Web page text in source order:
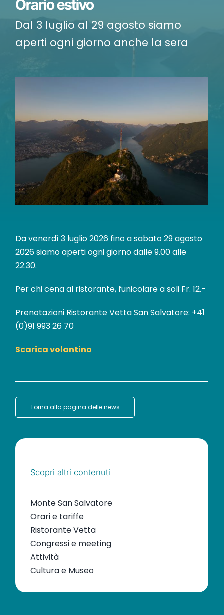
Orario estivo
Dal 3 luglio al 29 agosto siamo
aperti ogni giorno anche la sera
Da venerdì 3 luglio 2026 fino a sabato 29 agosto
2026 siamo aperti ogni giorno dalle 9.00 alle
22.30.
Per chi cena al ristorante, funicolare a soli Fr. 12.-
Prenotazioni Ristorante Vetta San Salvatore: +41
(0)91 993 26 70
Scarica volantino
Torna alla pagina delle news
Scopri altri contenuti
Monte San Salvatore
Orari e tariffe
Ristorante Vetta
Congressi e meeting
Attività
Cultura e Museo